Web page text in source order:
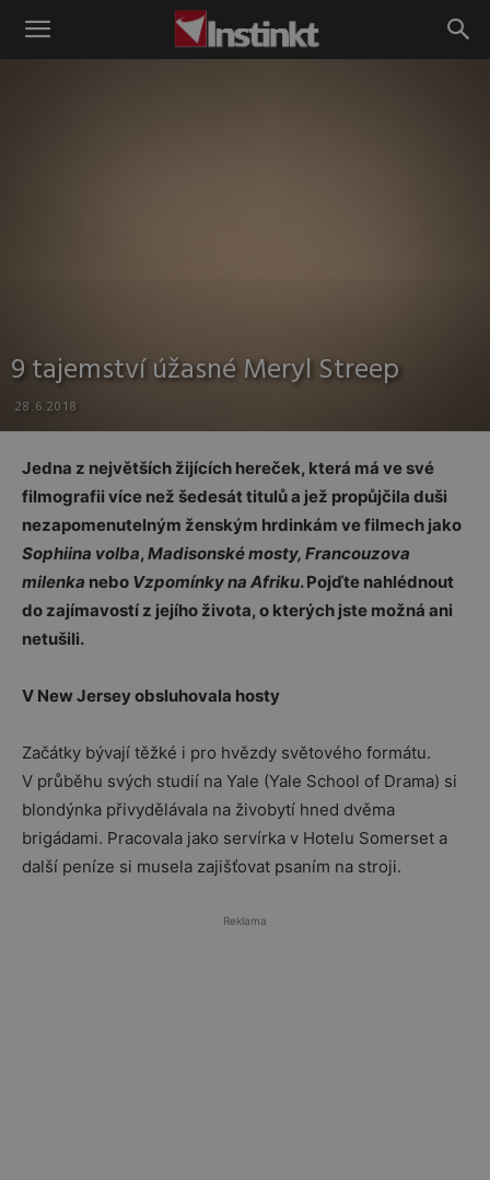
Instinkt
9 tajemství úžasné Meryl Streep
28.6.2018
Jedna z největších žijících hereček, která má ve své
filmografii více než šedesát titulů a jež propůjčila duši
nezapomenutelným ženským hrdinkám ve filmech jako
Sophiina volba, Madisonské mosty, Francouzova
milenka nebo Vzpomínky na Afriku. Pojďte nahlédnout
do zajímavostí z jejího života, o kterých jste možná ani
netušili.
V New Jersey obsluhovala hosty
Začátky bývají těžké i pro hvězdy světového formátu.
V průběhu svých studií na Yale (Yale School of Drama) si
blondýnka přivydělávala na živobytí hned dvěma
brigádami. Pracovala jako servírka v Hotelu Somerset a
další peníze si musela zajišťovat psaním na stroji.
Reklama